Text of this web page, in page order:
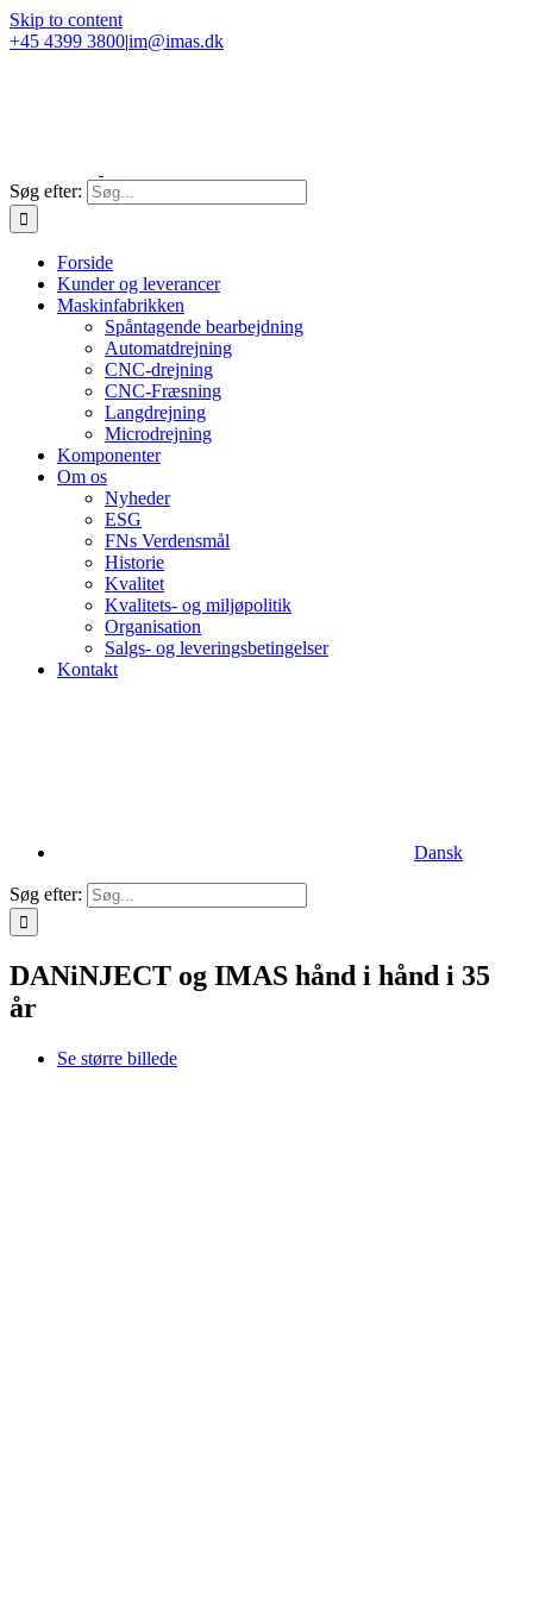
Skip to content
+45 4399 3800|im@imas.dk
Søg efter:
Forside
Kunder og leverancer
Maskinfabrikken
Spåntagende bearbejdning
Automatdrejning
CNC-drejning
CNC-Fræsning
Langdrejning
Microdrejning
Komponenter
Om os
Nyheder
ESG
FNs Verdensmål
Historie
Kvalitet
Kvalitets- og miljøpolitik
Organisation
Salgs- og leveringsbetingelser
Kontakt
Dansk
Søg efter:
DANiNJECT og IMAS hånd i hånd i 35
år
Se større billede